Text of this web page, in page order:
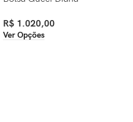
R$ 1.020,00
Ver Opções